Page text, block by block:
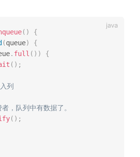
( )
{
(queue)
{
. full ( ) )
{
( ) ;
列
，队列中有数据了。
( ) ;